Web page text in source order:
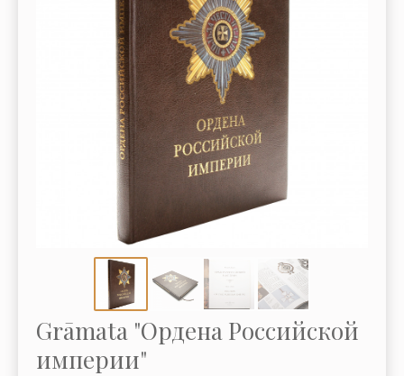
Grāmata "Ордена Российской
империи"